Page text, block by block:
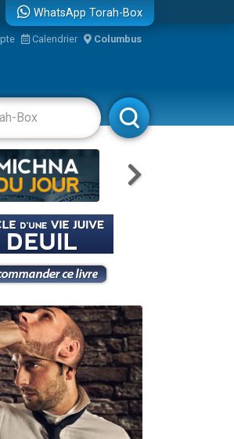
WhatsApp Torah-Box
Calendrier Columbus
Rabbanim